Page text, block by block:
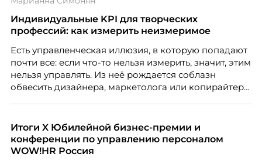
Индивидуальные KPI для творческих
профессий: как измерить неизмеримое
Есть управленческая иллюзия, в которую попадают
почти все: если что-то нельзя измерить, значит, этим
нельзя управлять. Из неё рождается соблазн
обвесить дизайнера, маркетолога или копирайтера
Проблема в том, что так мы измеряем не ценность,
а движение. А творческая работа — это тот редкий
случай, где движение и результат могут не
Итоги X Юбилейной бизнес-премии и
конференции по управлению персоналом
WOW!HR Россия